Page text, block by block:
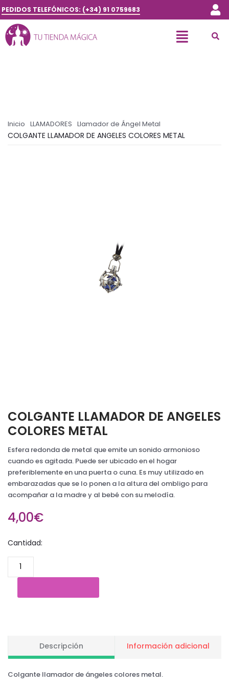
PEDIDOS TELEFÓNICOS: (+34) 91 0759683
Inicio LLAMADORES Llamador de Ángel Metal
COLGANTE LLAMADOR DE ANGELES COLORES METAL
COLGANTE LLAMADOR DE ANGELES
COLORES METAL
Esfera redonda de metal que emite un sonido armonioso
cuando es agitada. Puede ser ubicado en el hogar
preferiblemente en una puerta o cuna. Es muy utilizado en
embarazadas que se lo ponen a la altura del ombligo para
acompañar a la madre y al bebé con su melodía.
4,00€
Cantidad:
Descripción Información adicional
Colgante llamador de ángeles colores metal.